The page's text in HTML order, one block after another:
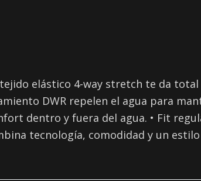
elástico 4-way stretch te da
DWR repelen el agua para
dentro y fuera del agua. • Fit
tecnología, comodidad y un